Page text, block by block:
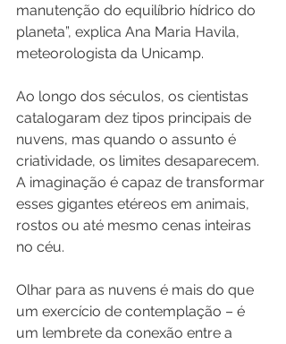
manutenção do equilíbrio hídrico do
planeta”, explica Ana Maria Havila,
meteorologista da Unicamp.
Ao longo dos séculos, os cientistas
catalogaram dez tipos principais de
nuvens, mas quando o assunto é
criatividade, os limites desaparecem.
A imaginação é capaz de transformar
esses gigantes etéreos em animais,
rostos ou até mesmo cenas inteiras
no céu.
Olhar para as nuvens é mais do que
um exercício de contemplação – é
um lembrete da conexão entre a